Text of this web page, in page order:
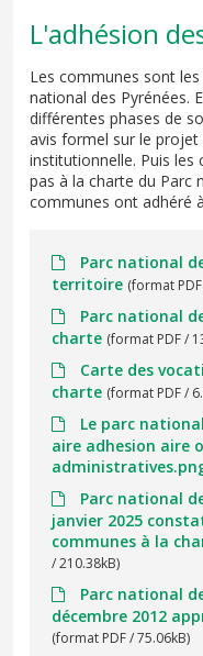
L'adhésion
Les communes sont
national des Pyrénées.
différentes phases de
avis formel sur le
institutionnelle. Puis
pas à la charte du Parc
communes ont adhéré
Parc national
territoire (format
Parc national
charte (format PDF /
Carte des
charte (format PDF /
Le parc
aire adhesion aire
Parc national
janvier 2025
communes à la
/ 210.38kB)
Parc national
décembre 2012
(format PDF / 75.06kB)